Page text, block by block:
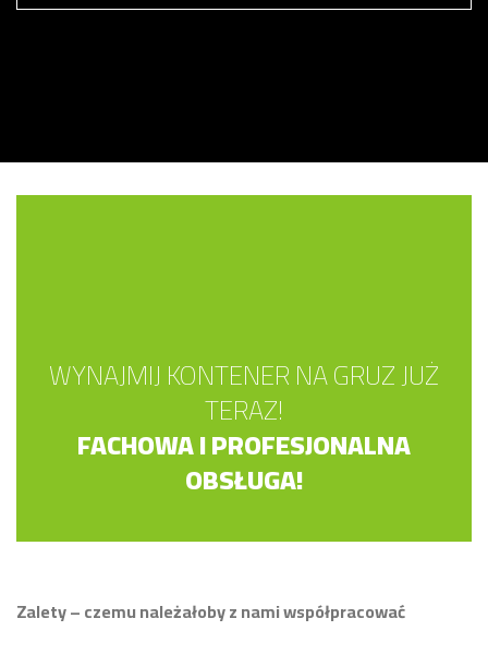
WYNAJMIJ KONTENER NA GRUZ JUŻ
TERAZ!
FACHOWA I PROFESJONALNA
OBSŁUGA!
Zalety – czemu należałoby z nami współpracować